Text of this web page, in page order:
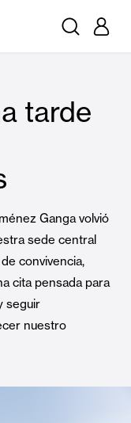
tarde
Ganga volvió
sede central
convivencia,
cita pensada para
seguir
nuestro